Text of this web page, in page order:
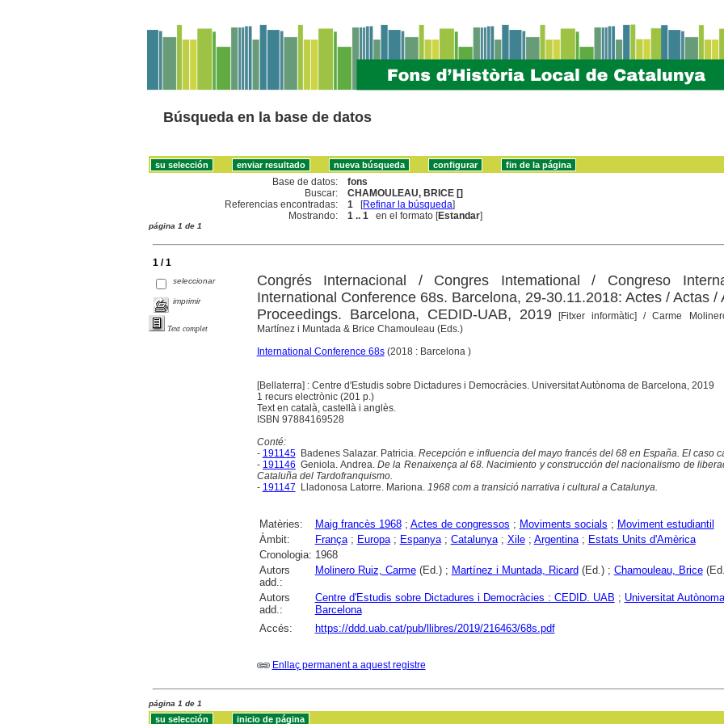
Búsqueda en la base de datos
Base de datos:
fons
Buscar:
CHAMOULEAU, BRICE []
Referencias encontradas:
1 [Refinar la búsqueda]
Mostrando:
1 .. 1 en el formato [Estandar]
página 1 de 1
1 / 1
seleccionar
imprimir
Text complet
Congrés Internacional / Congres Intemational / Congreso
International Conference 68s. Barcelona, 29-30.11.2018: Actes / Actas /
Proceedings. Barcelona, CEDID-UAB, 2019[Fitxer informàtic]/ Carme
Martínez i Muntada & Brice Chamouleau (Eds.)
International Conference 68s(2018 : Barcelona )
[Bellaterra] : Centre d'Estudis sobre Dictadures i Democràcies. Universitat Autònoma de Barcelona, 2019
1 recurs electrònic (201 p.)
Text en català, castellà i anglès.
ISBN 97884169528
Conté:
- 191145Badenes Salazar. Patricia. Recepción e influencia del mayo francés del 68 en España. El caso
- 191146 Geniola. Andrea. De la Renaixença al 68. Nacimiento y construcción del nacionalismo de
Cataluña del Tardofranquismo.
- 191147 Lladonosa Latorre. Mariona. 1968 com a transició narrativa i cultural a Catalunya.
Matèries: Maig francès 1968; Actes de congressos ; Moviments socials ; Moviment estudiantil
Àmbit:
França; Europa; Espanya; Catalunya; Xile; Argentina; Estats Units d'Amèrica
Cronologia: 1968
Autors
add.:
Molinero Ruiz, Carme(Ed.) ; Martínez i Muntada, Ricard (Ed.) ; Chamouleau, Brice
Autors
add.:
Centre d'Estudis sobre Dictadures i Democràcies : CEDID. UAB ; Universitat
Barcelona
Accés:
https://ddd.uab.cat/pub/llibres/2019/216463/68s.pdf
Enllaç permanent a aquest registre
página 1 de 1